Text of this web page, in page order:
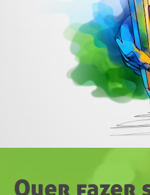
Quer fazer